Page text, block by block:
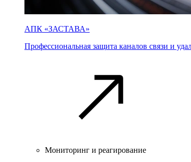
АПК «ЗАСТАВА»
Профессиональная защита каналов связи и
Мониторинг и реагирование